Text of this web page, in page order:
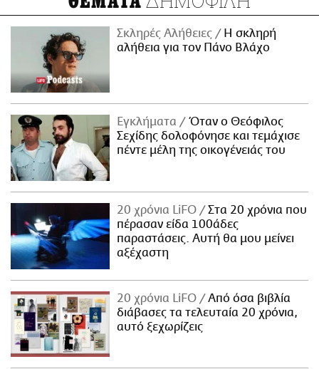
Σκληρές Αλήθειες
H σκληρή
αλήθεια για τον Πάνο Βλάχο
Εγκλήματα
Όταν ο Θεόφιλος
Σεχίδης δολοφόνησε και τεμάχισε
πέντε μέλη της οικογένειάς του
20 χρόνια LiFO
Στα 20 χρόνια που
πέρασαν είδα 100άδες
παραστάσεις. Αυτή θα μου μείνει
αξέχαστη
20 χρόνια LiFO
Από όσα βιβλία
διάβασες τα τελευταία 20 χρόνια,
αυτό ξεχωρίζεις